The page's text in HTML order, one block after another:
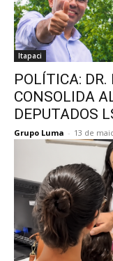
Itapaci
POLÍTICA: DR.
CONSOLIDA
DEPUTADOS
Grupo Luma - 13 de